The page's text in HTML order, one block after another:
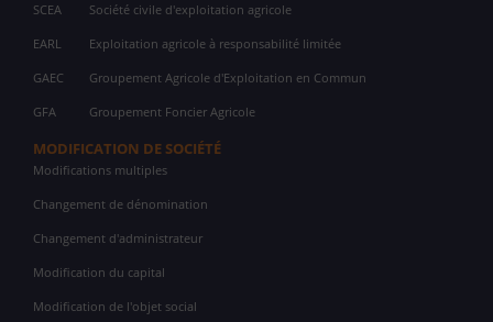
SCEA Société civile d'exploitation agricole
EARL Exploitation agricole à responsabilité limitée
GAEC Groupement Agricole d'Exploitation en Commun
GFA Groupement Foncier Agricole
MODIFICATION DE SOCIÉTÉ
Modifications multiples
Changement de dénomination
Changement d'administrateur
Modification du capital
Modification de l'objet social